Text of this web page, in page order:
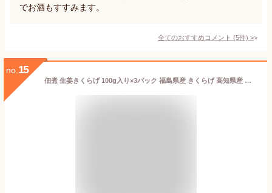
でお酒もすすみます。
全てのおすすめコメント (5件) >
no. 15
佃煮 生姜きくらげ 100g入り×3パック 福島県産 きくらげ 高知県産 生姜 木耳 キクラゲ 国産 珍味 おつまみ 酒の肴 産地直送 お取り寄せ